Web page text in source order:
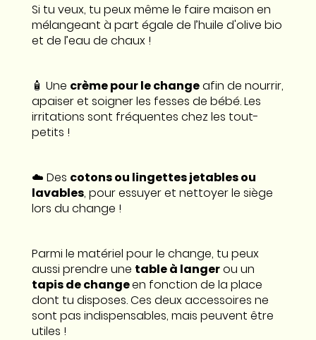
Si tu veux, tu peux même le faire maison en
mélangeant à part égale de l’huile d'olive bio
et de l’eau de chaux !
🧴 Une crème pour le changeafin de nourrir,
apaiser et soigner les fesses de bébé. Les
irritations sont fréquentes chez les tout-
petits !
☁️ Des cotons ou lingettes jetables ou
lavables, pour essuyer et nettoyer le siège
lors du change !
Parmi le matériel pour le change, tu peux
aussi prendre une table à langerou un
tapis de changeen fonction de la place
dont tu disposes. Ces deux accessoires ne
sont pas indispensables, mais peuvent être
utiles !